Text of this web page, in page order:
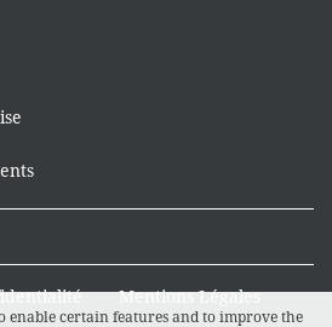
Mentions Légales
enable certain features and to improve the